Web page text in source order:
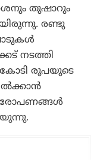
തുഷാറും
രണ്ടു
നടത്തി
കോടി രൂപയുടെ